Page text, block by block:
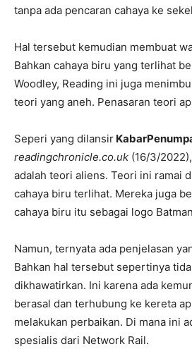
tanpa ada pencaran cahaya ke
Hal tersebut kemudian membuat
Bahkan cahaya biru yang terlihat
Woodley, Reading ini juga
teori yang aneh. Penasaran teori
Seperi yang dilansir
readingchronicle.co.uk (16/3/
adalah teori aliens. Teori ini ramai
cahaya biru terlihat. Mereka juga
cahaya biru itu sebagai logo
Namun, ternyata ada penjelasan
Bahkan hal tersebut sepertinya
dikhawatirkan. Ini karena ada
berasal dan terhubung ke kereta
melakukan perbaikan. Di mana ini
spesialis dari Network Rail.